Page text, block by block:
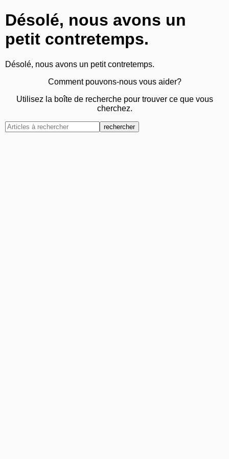
Désolé, nous avons un
petit contretemps.
Désolé, nous avons un petit contretemps.
Comment pouvons-nous vous aider?
Utilisez la boîte de recherche pour trouver ce que vous
cherchez.
rechercher